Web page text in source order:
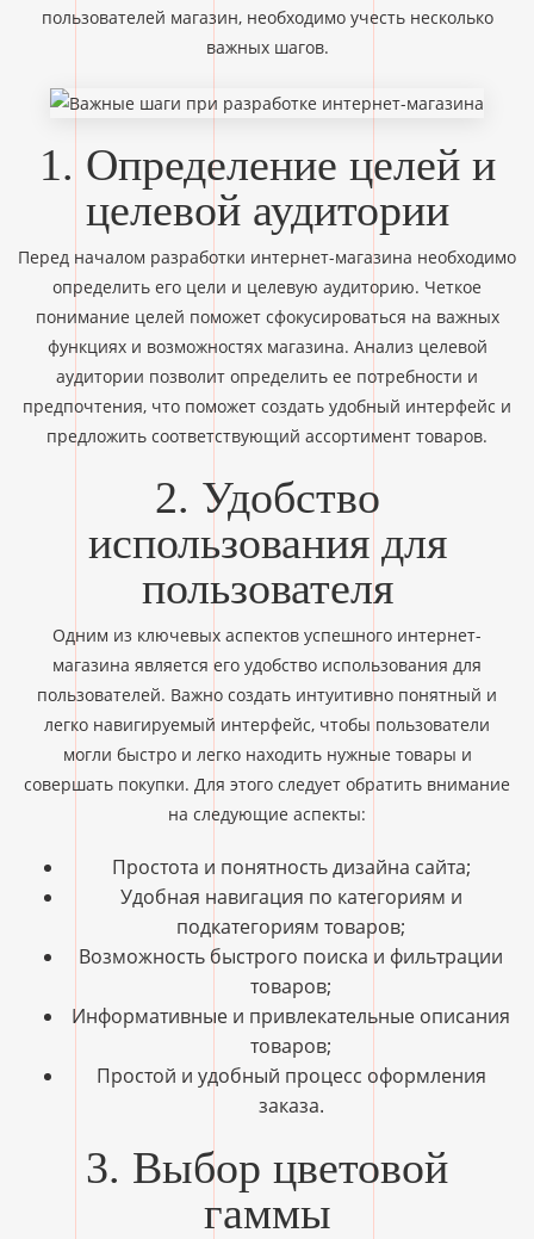
пользователей магазин, необходимо учесть несколько
важных шагов.
1. Определение целей и
целевой аудитории
Перед началом разработки интернет-магазина необходимо
определить его цели и целевую аудиторию. Четкое
понимание целей поможет сфокусироваться на важных
функциях и возможностях магазина. Анализ целевой
аудитории позволит определить ее потребности и
предпочтения, что поможет создать удобный интерфейс и
предложить соответствующий ассортимент товаров.
2. Удобство
использования для
пользователя
Одним из ключевых аспектов успешного интернет-
магазина является его удобство использования для
пользователей. Важно создать интуитивно понятный и
легко навигируемый интерфейс, чтобы пользователи
могли быстро и легко находить нужные товары и
совершать покупки. Для этого следует обратить внимание
на следующие аспекты:
Простота и понятность дизайна сайта;
Удобная навигация по категориям и
подкатегориям товаров;
Возможность быстрого поиска и фильтрации
товаров;
Информативные и привлекательные описания
товаров;
Простой и удобный процесс оформления
заказа.
3. Выбор цветовой
гаммы